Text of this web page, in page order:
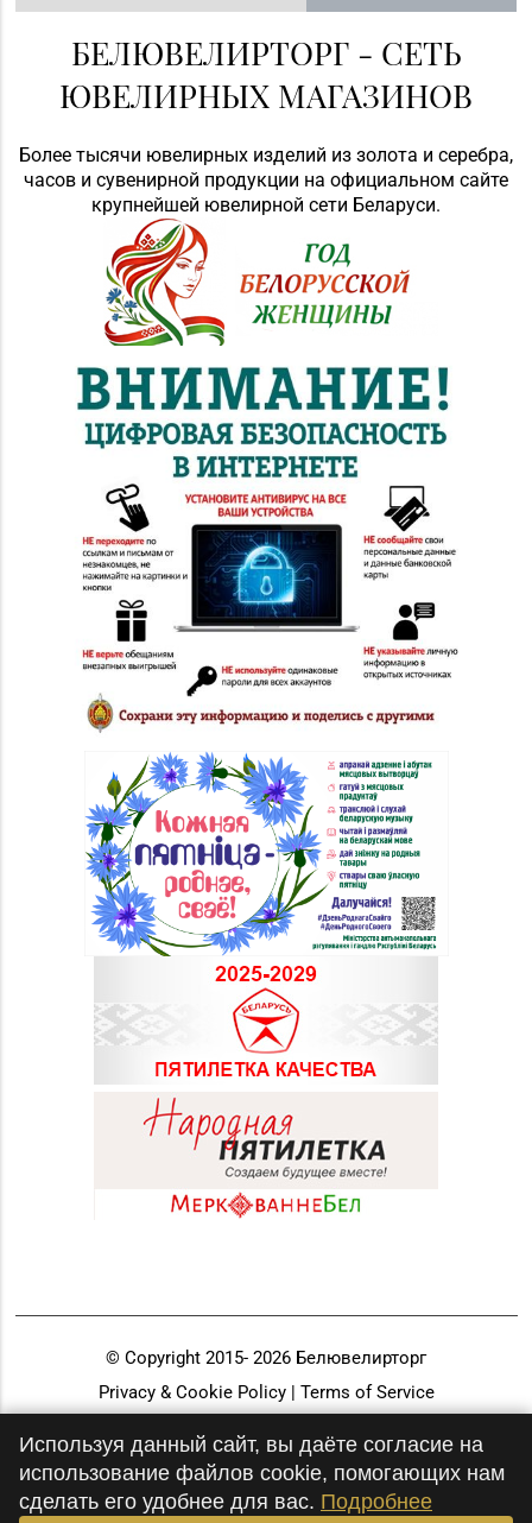
БЕЛЮВЕЛИРТОРГ - СЕТЬ
ЮВЕЛИРНЫХ МАГАЗИНОВ
Более тысячи ювелирных изделий из золота и серебра,
часов и сувенирной продукции на официальном сайте
крупнейшей ювелирной сети Беларуси.
© Copyright 2015- 2026 Белювелирторг
Privacy & Cookie Policy | Terms of Service
Используя данный сайт, вы даёте согласие на
использование файлов cookie, помогающих нам
сделать его удобнее для вас. Подробнее